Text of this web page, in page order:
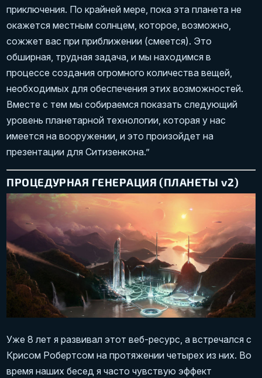
приключения. По крайней мере, пока эта планета не
окажется местным солнцем, которое, возможно,
сожжет вас при приближении (смеется). Это
обширная, трудная задача, и мы находимся в
процессе создания огромного количества вещей,
необходимых для обеспечения этих возможностей.
Вместе с тем мы собираемся показать следующий
уровень планетарной технологии, которая у нас
имеется на вооружении, и это произойдет на
презентации для Ситизенкона.”
ПРОЦЕДУРНАЯ ГЕНЕРАЦИЯ (ПЛАНЕТЫ v2)
Уже 8 лет я развивал этот веб-ресурс, а встречался с
Крисом Робертсом на протяжении четырех из них. Во
время наших бесед я часто чувствую эффект